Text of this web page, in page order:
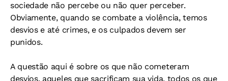
sociedade não percebe ou não quer perceber.
Obviamente, quando se combate a violência, temos
desvios e até crimes, e os culpados devem ser
punidos.
A questão aqui é sobre os que não cometeram
desvios, aqueles que sacrificam sua vida, todos os que